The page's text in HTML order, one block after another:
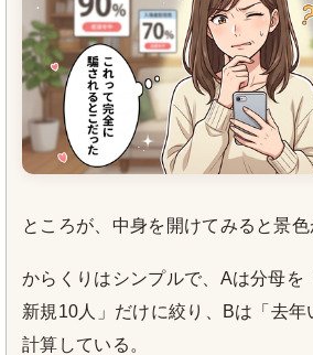
ところが、中身を開けてみると景色
からくりはシンプルで、Aは分母を
新規10人」だけに絞り、Bは「去
計算している。